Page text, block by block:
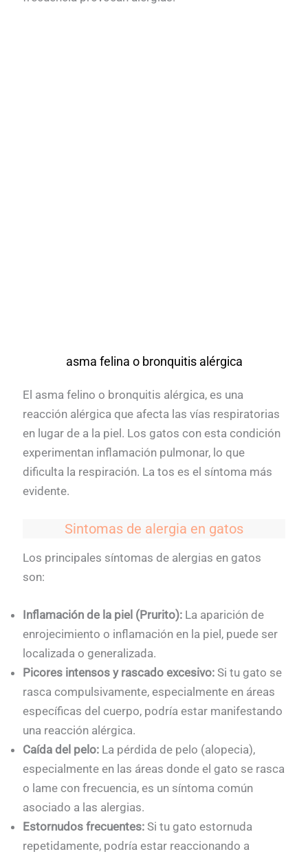
asma felina o bronquitis alérgica
El asma felino o bronquitis alérgica, es una
reacción alérgica que afecta las vías respiratorias
en lugar de a la piel. Los gatos con esta condición
experimentan inflamación pulmonar, lo que
dificulta la respiración. La tos es el síntoma más
evidente.
Sintomas de alergia en gatos
Los principales síntomas de alergias en gatos
son:
Inflamación de la piel (Prurito): La aparición de
enrojecimiento o inflamación en la piel, puede ser
localizada o generalizada.
Picores intensos y rascado excesivo: Si tu gato se
rasca compulsivamente, especialmente en áreas
específicas del cuerpo, podría estar manifestando
una reacción alérgica.
Caída del pelo: La pérdida de pelo (alopecia),
especialmente en las áreas donde el gato se rasca
o lame con frecuencia, es un síntoma común
asociado a las alergias.
Estornudos frecuentes: Si tu gato estornuda
repetidamente, podría estar reaccionando a